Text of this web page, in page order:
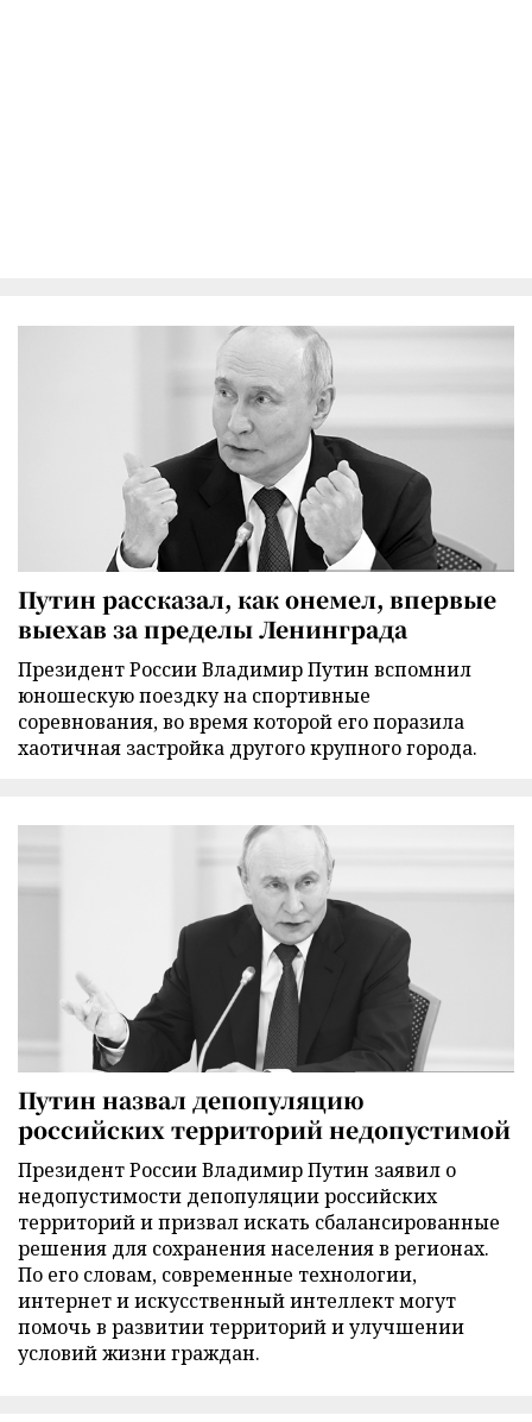
Путин рассказал, как онемел, впервые
выехав за пределы Ленинграда
Президент России Владимир Путин вспомнил
юношескую поездку на спортивные
соревнования, во время которой его поразила
хаотичная застройка другого крупного города.
Путин назвал депопуляцию
российских территорий недопустимой
Президент России Владимир Путин заявил о
недопустимости депопуляции российских
территорий и призвал искать сбалансированные
решения для сохранения населения в регионах.
По его словам, современные технологии,
интернет и искусственный интеллект могут
помочь в развитии территорий и улучшении
условий жизни граждан.